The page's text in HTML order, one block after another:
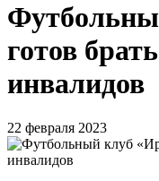
готов
инвалидов
22 февраля 2023